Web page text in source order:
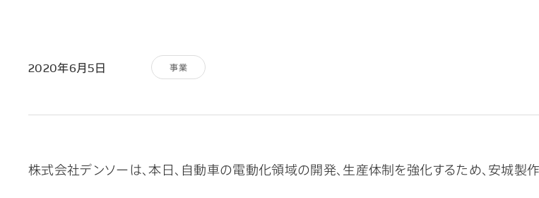
2020年6月5日 事業
株式会社デンソーは、本日、自動車の電動化領域の開発、生産体制を強化するため、安城製